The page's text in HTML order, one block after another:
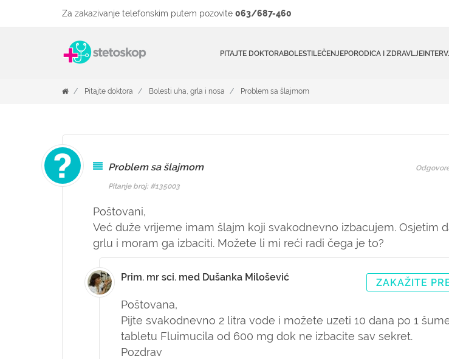
Za zakazivanje telefonskim putem pozovite 063/687-460
PITAJTE DOKTORABOLESTILEČENJEPORODICA I ZDRAVLJE
Pitajte doktora Bolesti uha, grla i nosa Problem sa šlajmom
Problem sa šlajmom
Pitanje broj: #135003
Poštovani,
Već duže vrijeme imam šlajm koji svakodnevno izbacujem. Osjetim
grlu i moram ga izbaciti. Možete li mi reći radi čega je to?
Prim. mr sci. med Dušanka Milošević ZAKAŽITE
Poštovana,
Pijte svakodnevno 2 litra vode i možete uzeti 10 dana po 1
tabletu Fluimucila od 600 mg dok ne izbacite sav sekret.
Pozdrav